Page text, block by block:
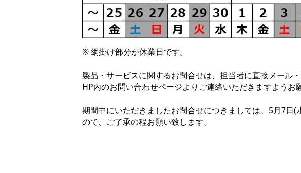
※ 網掛け部分が休業日です。
製品・サービスに関するお問合せは、担当者に直接メール
HP内のお問い合わせページよりご連絡いただきますようお
期間中にいただきましたお問合せにつきましては、5月7日
ので、ご了承の程お願い致します。